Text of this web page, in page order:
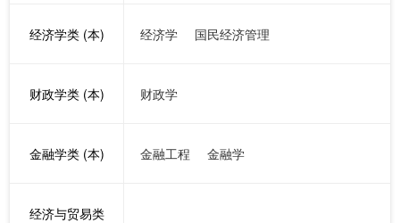
经济学类 (本) 经济学 国民经济管理
财政学类 (本) 财政学
金融学类 (本) 金融工程 金融学
经济与贸易类